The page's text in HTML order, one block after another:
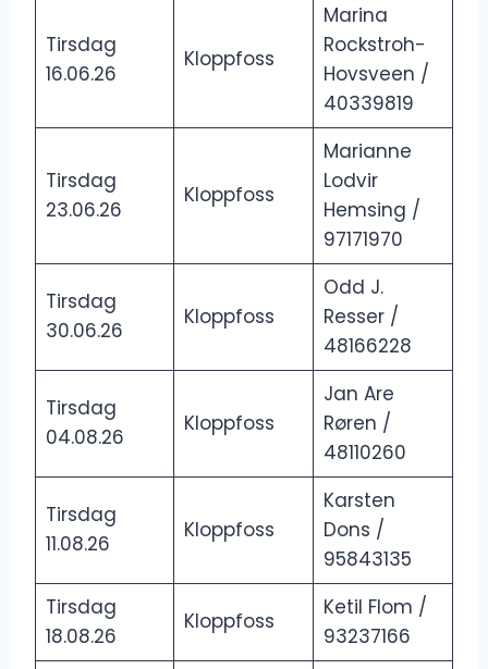
Tirsdag
16.06.26
Kloppfoss
Marina
Rockstroh-
Hovsveen /
40339819
Tirsdag
23.06.26
Kloppfoss
Marianne
Lodvir
Hemsing /
97171970
Tirsdag
30.06.26
Kloppfoss
Odd J.
Resser /
48166228
Tirsdag
04.08.26
Kloppfoss
Jan Are
Røren /
48110260
Tirsdag
11.08.26
Kloppfoss
Karsten
Dons /
95843135
Tirsdag
18.08.26
Kloppfoss
Ketil Flom /
93237166